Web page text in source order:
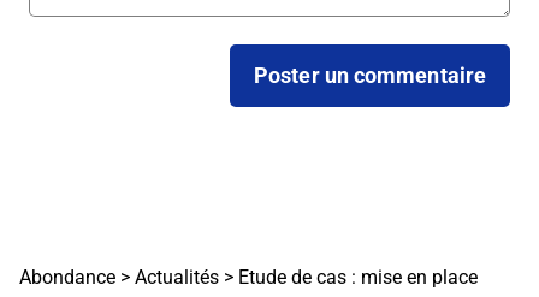
Abondance > Actualités > Etude de cas : mise en place